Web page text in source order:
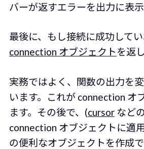
バーが返すエラーを出力に表示
最後に、もし接続に成功して
connection オブジェクト を返
実務ではよく、関数の出力を
います。これが connection オ
ます。その後で、(cursorなど
connection オブジェクトに適
の便利なオブジェクトを作成で